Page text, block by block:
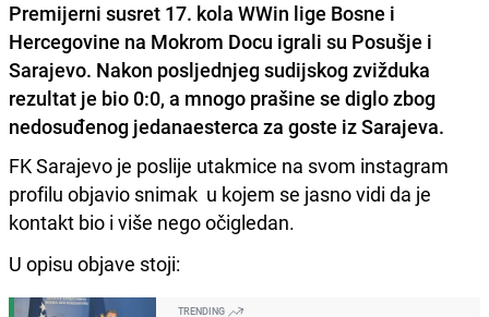
Premijerni susret 17. kola WWin lige Bosne i
Hercegovine na Mokrom Docu igrali su Posušje i
Sarajevo. Nakon posljednjeg sudijskog zvižduka
rezultat je bio 0:0, a mnogo prašine se diglo zbog
nedosuđenog jedanaesterca za goste iz Sarajeva.
FK Sarajevo je poslije utakmice na svom instagram
profilu objavio snimak u kojem se jasno vidi da je
kontakt bio i više nego očigledan.
U opisu objave stoji:
TRENDING